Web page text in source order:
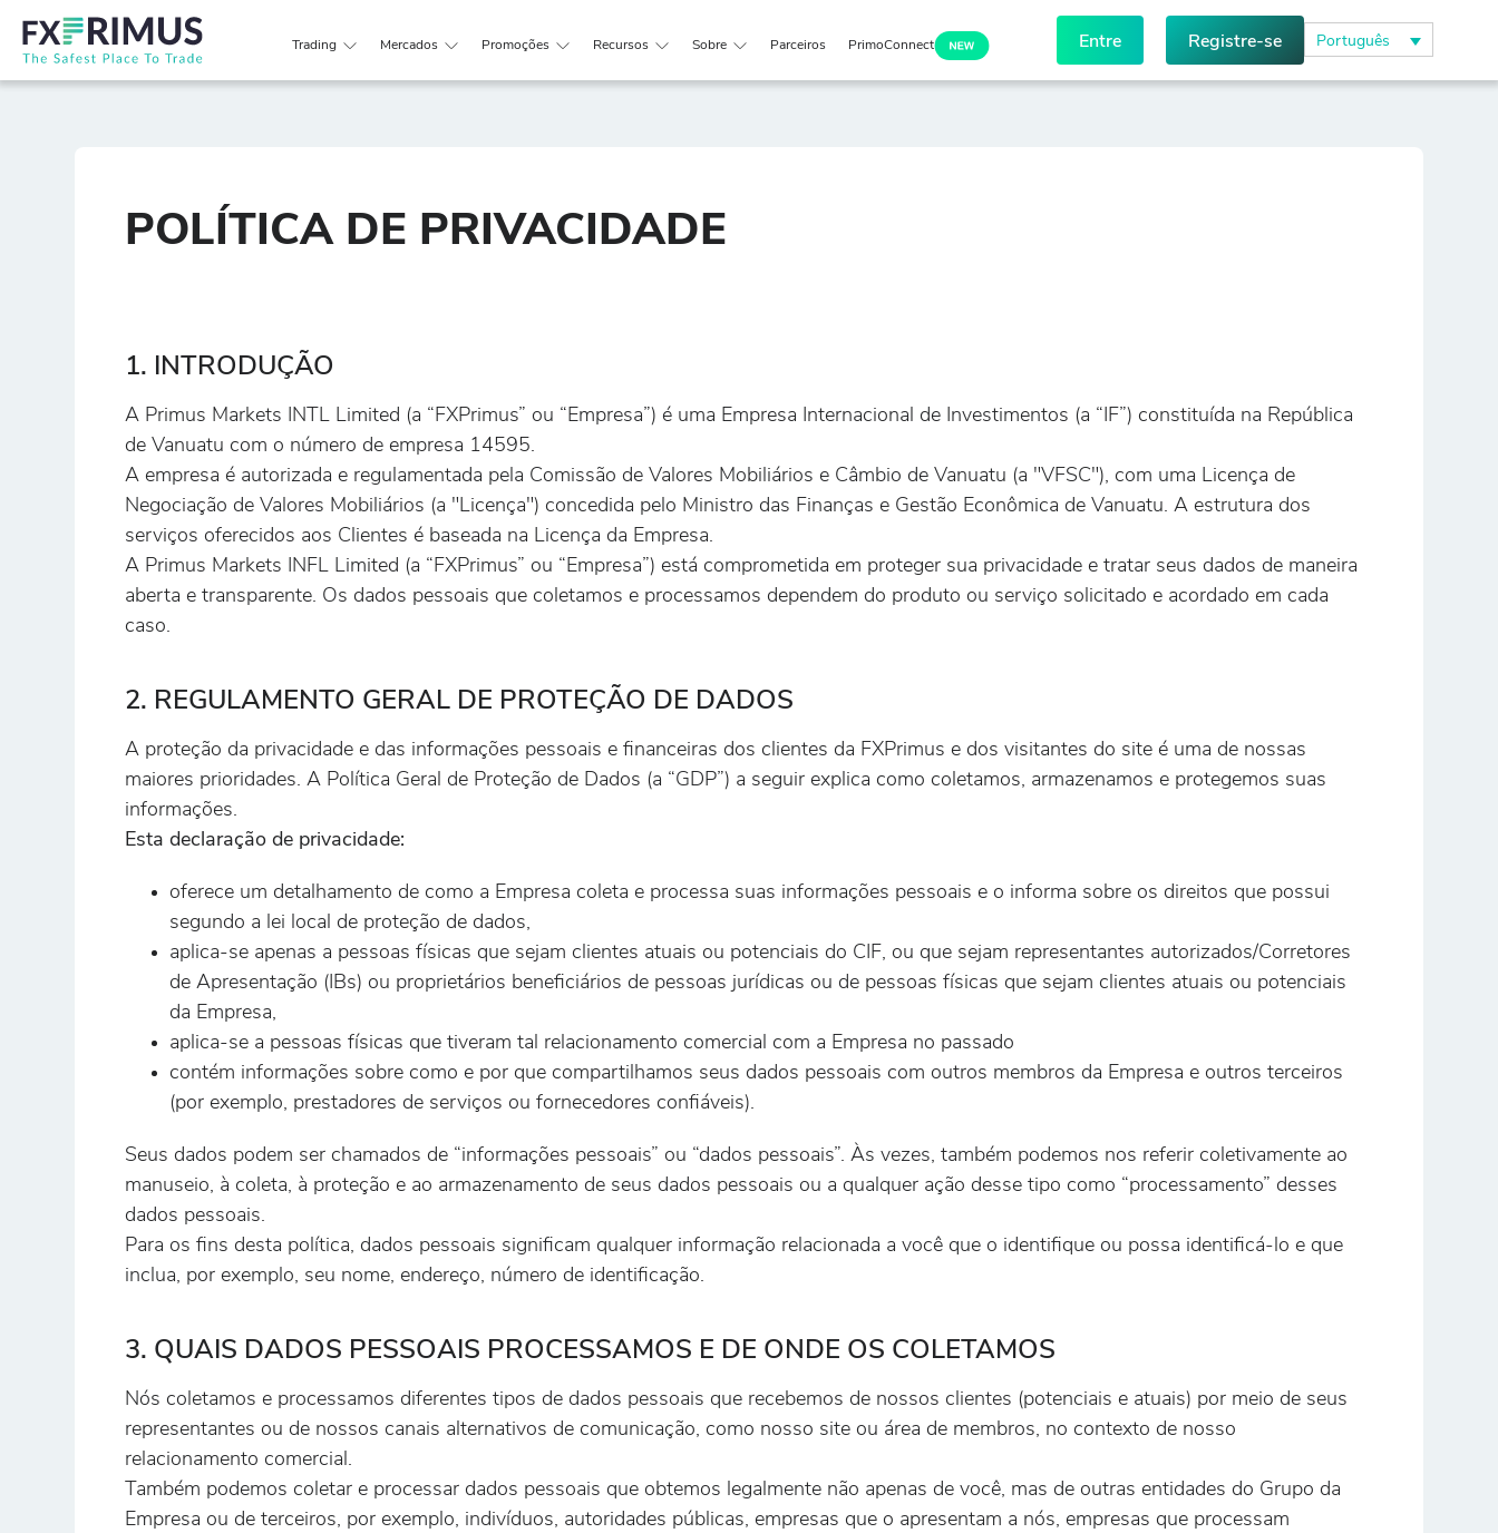
Trading Mercados Promoções Recursos Sobre Parceiros PrimoConnect Entre Registre-se Português
POLÍTICA DE PRIVACIDADE
1. INTRODUÇÃO
A Primus Markets INTL Limited (a “FXPrimus” ou “Empresa”) é uma Empresa Internacional de Investimentos (a “IF”) constituída na República
de Vanuatu com o número de empresa 14595.
A empresa é autorizada e regulamentada pela Comissão de Valores Mobiliários e Câmbio de Vanuatu (a "VFSC"), com uma Licença de
Negociação de Valores Mobiliários (a "Licença") concedida pelo Ministro das Finanças e Gestão Econômica de Vanuatu. A estrutura dos
serviços oferecidos aos Clientes é baseada na Licença da Empresa.
A Primus Markets INFL Limited (a “FXPrimus” ou “Empresa”) está comprometida em proteger sua privacidade e tratar seus dados de maneira
aberta e transparente. Os dados pessoais que coletamos e processamos dependem do produto ou serviço solicitado e acordado em cada
caso.
2. REGULAMENTO GERAL DE PROTEÇÃO DE DADOS
A proteção da privacidade e das informações pessoais e financeiras dos clientes da FXPrimus e dos visitantes do site é uma de nossas
maiores prioridades. A Política Geral de Proteção de Dados (a “GDP”) a seguir explica como coletamos, armazenamos e protegemos suas
informações.
Esta declaração de privacidade:
oferece um detalhamento de como a Empresa coleta e processa suas informações pessoais e o informa sobre os direitos que possui
segundo a lei local de proteção de dados,
aplica-se apenas a pessoas físicas que sejam clientes atuais ou potenciais do CIF, ou que sejam representantes autorizados/Corretores
de Apresentação (IBs) ou proprietários beneficiários de pessoas jurídicas ou de pessoas físicas que sejam clientes atuais ou potenciais
da Empresa,
aplica-se a pessoas físicas que tiveram tal relacionamento comercial com a Empresa no passado
contém informações sobre como e por que compartilhamos seus dados pessoais com outros membros da Empresa e outros terceiros
(por exemplo, prestadores de serviços ou fornecedores confiáveis).
Seus dados podem ser chamados de “informações pessoais” ou “dados pessoais”. Às vezes, também podemos nos referir coletivamente ao
manuseio, à coleta, à proteção e ao armazenamento de seus dados pessoais ou a qualquer ação desse tipo como “processamento” desses
dados pessoais.
Para os fins desta política, dados pessoais significam qualquer informação relacionada a você que o identifique ou possa identificá-lo e que
inclua, por exemplo, seu nome, endereço, número de identificação.
3. QUAIS DADOS PESSOAIS PROCESSAMOS E DE ONDE OS COLETAMOS
Nós coletamos e processamos diferentes tipos de dados pessoais que recebemos de nossos clientes (potenciais e atuais) por meio de seus
representantes ou de nossos canais alternativos de comunicação, como nosso site ou área de membros, no contexto de nosso
relacionamento comercial.
Também podemos coletar e processar dados pessoais que obtemos legalmente não apenas de você, mas de outras entidades do Grupo da
Empresa ou de terceiros, por exemplo, indivíduos, autoridades públicas, empresas que o apresentam a nós, empresas que processam